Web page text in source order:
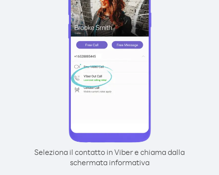
Seleziona il contatto in Viber e chiama dalla
schermata informativa